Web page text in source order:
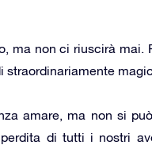
ma non ci riuscirà mai.
straordinariamente
amare, ma non si
di tutti i nostri